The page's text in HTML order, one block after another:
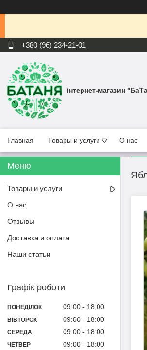
+380 (96) 234-21-01
інтернет-магазин
Главная Товары и услуги О нас
Товары и услуги
О нас
Отзывы
Доставка и оплата
Наши статьи
Графік роботи
ПОНЕДІЛОК 09:00 18:00
ВІВТОРОК 09:00 18:00
СЕРЕДА 09:00 18:00
ЧЕТВЕР 09:00 18:00